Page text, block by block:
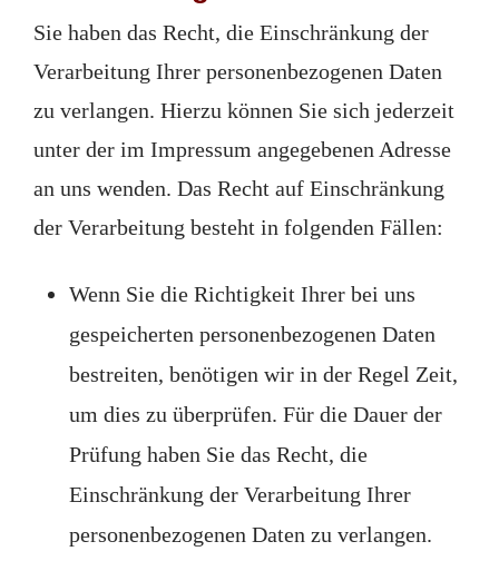
Sie haben das Recht, die Einschränkung der
Verarbeitung Ihrer personenbezogenen Daten
zu verlangen. Hierzu können Sie sich jederzeit
unter der im Impressum angegebenen Adresse
an uns wenden. Das Recht auf Einschränkung
der Verarbeitung besteht in folgenden Fällen:
Wenn Sie die Richtigkeit Ihrer bei uns
gespeicherten personenbezogenen Daten
bestreiten, benötigen wir in der Regel Zeit,
um dies zu überprüfen. Für die Dauer der
Prüfung haben Sie das Recht, die
Einschränkung der Verarbeitung Ihrer
personenbezogenen Daten zu verlangen.